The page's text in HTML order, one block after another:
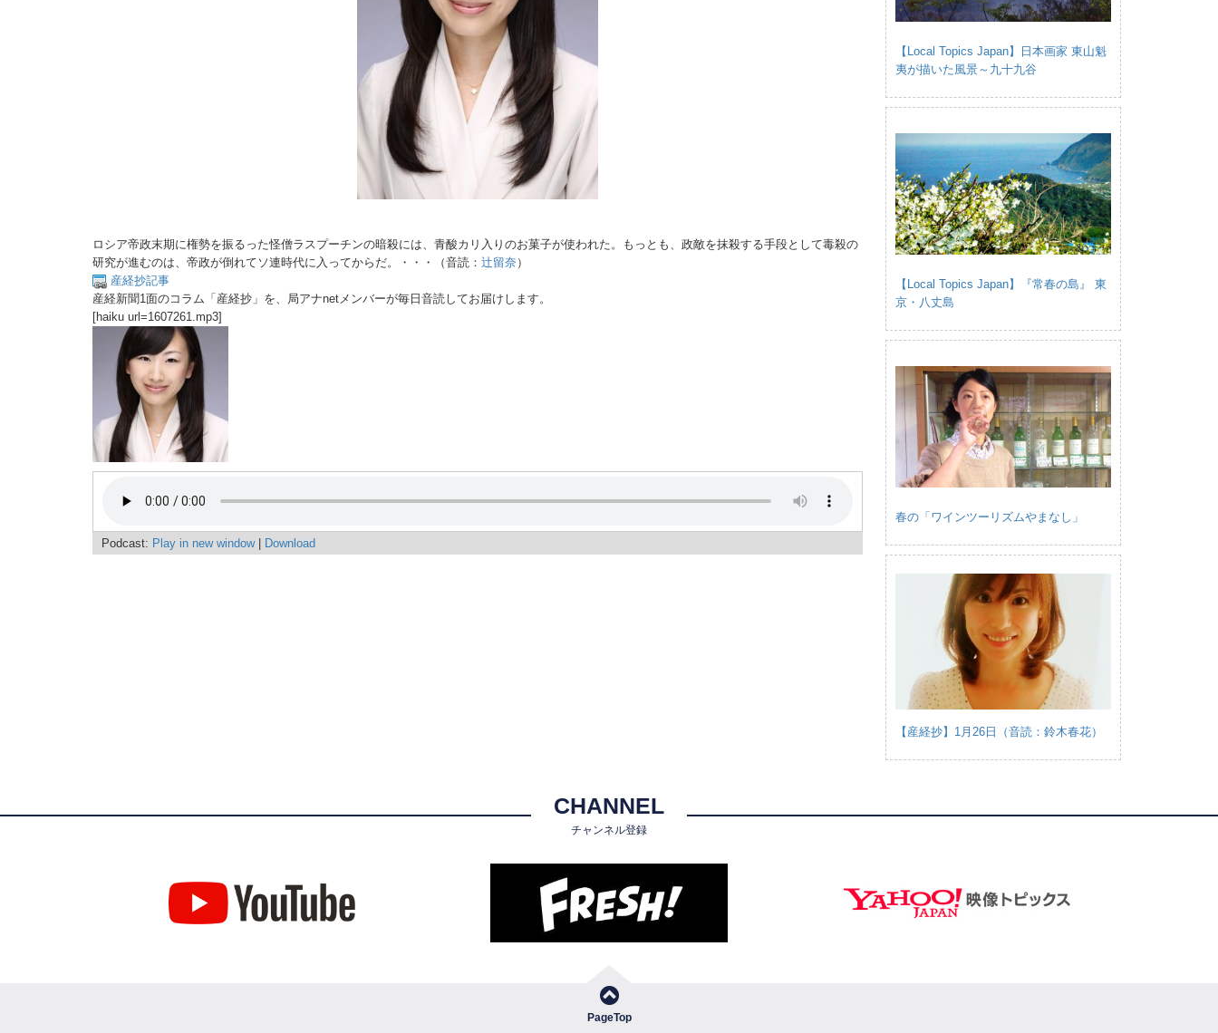
ロシア帝政末期に権勢を振るった怪僧ラスプーチンの暗殺には、青酸カリ入りのお菓子が使われた。もっとも、政敵を抹殺する手段として毒殺の
研究が進むのは、帝政が倒れてソ連時代に入ってからだ。・・・（音読： 辻留奈）
産経抄記事
産経新聞1面のコラム「産経抄」を、局アナnetメンバーが毎日音読してお届けします。
[haiku url=1607261.mp3]
Podcast: Play in new window| Download
【Local Topics Japan】日本画家 東山魁
夷が描いた風景～九十九谷
【Local Topics Japan】『常春の島』 東
京・八丈島
春の「ワインツーリズムやまなし」
【産経抄】1月26日（音読：鈴木春花）
CHANNEL
チャンネル登録
PageTop